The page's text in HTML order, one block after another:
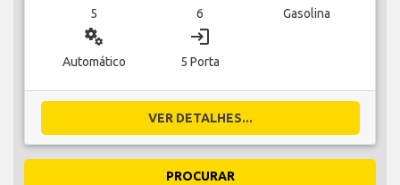
5 6 Gasolina
miscellaneous_services
Automático
login
5 Porta
VER DETALHES...
PROCURAR